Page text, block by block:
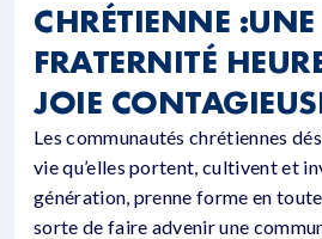
CHRÉTIENNE :UNE
FRATERNITÉ
JOIE
Les communautés chrétiennes
vie qu’elles portent, cultivent et
génération, prenne forme en
sorte de faire advenir une